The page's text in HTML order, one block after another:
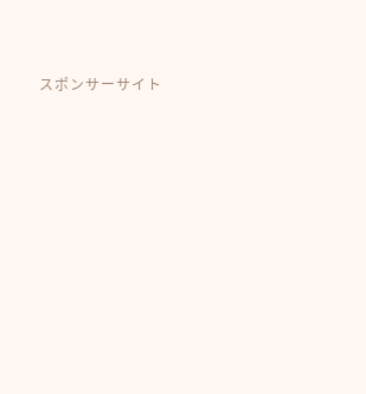
スポンサーサイト